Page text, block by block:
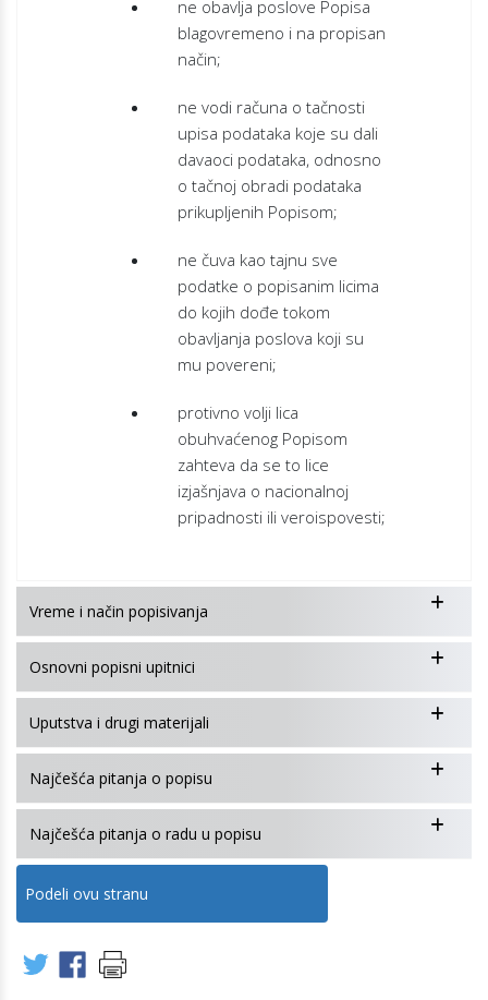
ne obavlja poslove Popisa
blagovremeno i na propisan
način;
ne vodi računa o tačnosti
upisa podataka koje su dali
davaoci podataka, odnosno
o tačnoj obradi podataka
prikupljenih Popisom;
ne čuva kao tajnu sve
podatke o popisanim licima
do kojih dođe tokom
obavljanja poslova koji su
mu povereni;
protivno volji lica
obuhvaćenog Popisom
zahteva da se to lice
izjašnjava o nacionalnoj
pripadnosti ili veroispovesti;
Vreme i način popisivanja
Osnovni popisni upitnici
Uputstva i drugi materijali
Najčešća pitanja o popisu
Najčešća pitanja o radu u popisu
Podeli ovu stranu